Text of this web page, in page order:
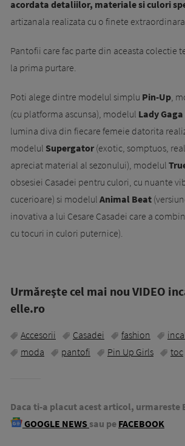
acordata detaliilor, materiale si culori
artizanala realizata cu o finete
Pantofii care fac parte din aceasta colectie
la prima purtare.
Poti alege dintre modelul simplu Pin-Up,
(cu platforma ascunsa), modelul Lady Gaga
lumina diva din fiecare femeie datorita
modelul Supergator(exotic, somptuos,
apreciat material al sezonului), modelul
obsesiei Casadei pentru culori, cu nuante
cucerioare) si modelul Animal Beat
inovativa a lui Cesare Casadei care a
cu tocuri in culori puternice).
Urmăreşte cel mai nou VIDEO
elle.ro
Accesorii Casadei fashion
moda
pantofi Pin Up Girls toc
Daca ti-a placut acest articol, urmareste
GOOGLE NEWS sau pe FACEBOOK